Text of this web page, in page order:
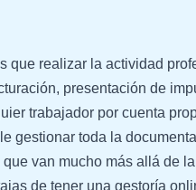
que realizar la actividad
presentación de
trabajador por cuenta
gestionar toda la
van mucho más allá de
de tener una gestoría